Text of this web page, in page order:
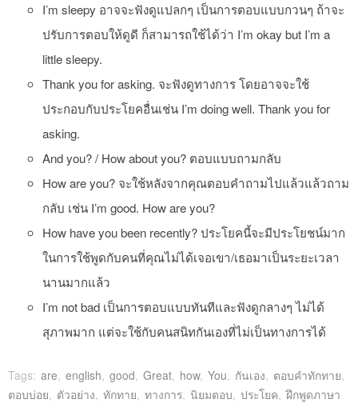
I’m sleepy อาจจะฟังดูแปลกๆ เป็นการตอบแบบกวนๆ ถ้าจะ
ปรับการตอบให้ดูดี ก็สามารถใช้ได้ว่า I’m okay but I’m a
little sleepy.
Thank you for asking. จะฟังดูทางการ โดยอาจจะใช้
ประกอบกับประโยคอื่นเช่น I’m doing well. Thank you for
asking.
And you? / How about you? ตอบแบบถามกลับ
How are you? จะใช้หลังจากคุณตอบคำถามไปแล้วแล้วถาม
กลับ เช่น I’m good. How are you?
How have you been recently? ประโยคนี้จะมีประโยชน์มาก
ในการใช้พูดกับคนที่คุณไม่ได้เจอเขา/เธอมาเป็นระยะเวลา
นานมากแล้ว
I’m not bad เป็นการตอบแบบทันทีและฟังดูกลางๆ ไม่ได้
สุภาพมาก แต่จะใช้กับคนสนิทกันเองที่ไม่เป็นทางการได้
Tags: are, english, good, Great, how, You, กันเอง, ตอบคำทักทาย,
ตอบบ่อย, ตัวอย่าง, ทักทาย, ทางการ, นิยมตอบ, ประโยค,ฝึกพูดภาษา